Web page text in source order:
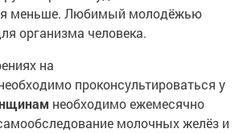
меньше. Любимый молодёжью
организма человека.
на
проконсультироваться у
необходимо ежемесячно
молочных желёз и